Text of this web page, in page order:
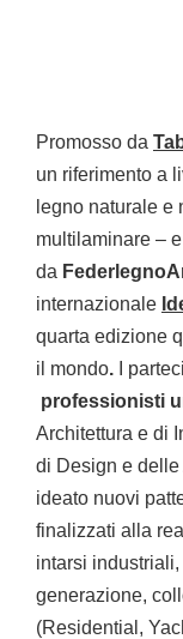
Promosso da
un riferimento a
legno naturale
multilaminare –
da
internazionale
quarta edizione
il mondo.
I
professionisti
Architettura e di
di Design e
ideato nuovi
finalizzati alla
intarsi
generazione,
(Residential,